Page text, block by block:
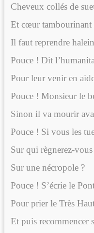
Cheveux collés de
Et cœur tambourinant
Il faut reprendre
Pouce ! Dit
Pour leur venir en
Pouce ! Monsieur le
Sinon il va mourir
Pouce ! Si vous les
Sur qui règnerez-vous
Sur une nécropole ?
Pouce ! S’écrie le
Pour prier le Très
Et puis recommencer